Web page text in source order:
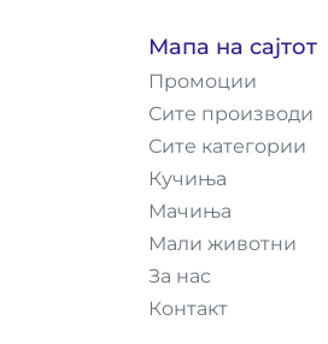
Мапа на сајтот
Промоции
Сите производи
Сите категории
Кучиња
Мачиња
Мали животни
За нас
Контакт